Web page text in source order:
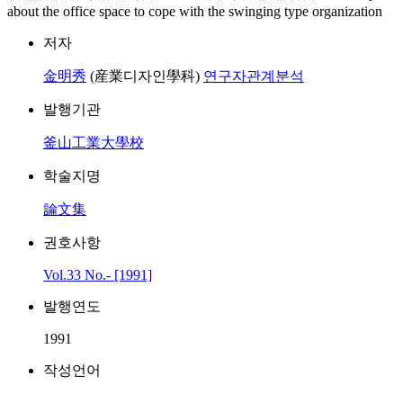
about the office space to cope with the swinging type organization
저자
金明秀 (産業디자인學科) 연구자관계분석
발행기관
釜山工業大學校
학술지명
論文集
권호사항
Vol.33 No.- [1991]
발행연도
1991
작성언어